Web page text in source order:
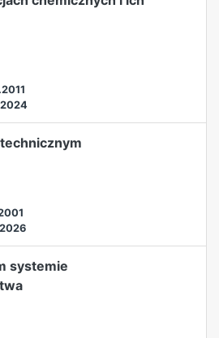
systemie